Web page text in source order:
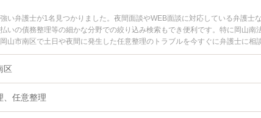
い弁護士が1名見つかりました。夜間面談やWEB面談に対応している弁護
いの債務整理等の細かな分野での絞り込み検索もでき便利です。特に岡山南
山市南区で土日や夜間に発生した任意整理のトラブルを今すぐに弁護士に
整理を法律相談できる岡山市南区内の弁護士に相談予約したい』などでお困
区
、任意整理